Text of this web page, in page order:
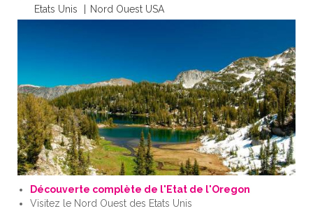
Etats Unis Nord Ouest USA
Découverte complète de l'Etat de l'Oregon
Visitez le Nord Ouest des Etats Unis